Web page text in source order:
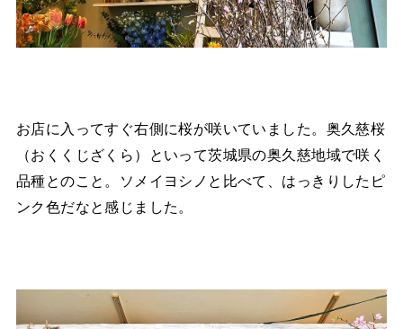
お店に入ってすぐ右側に桜が咲いていました。奥久慈桜
（おくくじざくら）といって茨城県の奥久慈地域で咲く
品種とのこと。ソメイヨシノと比べて、はっきりしたピ
ンク色だなと感じました。